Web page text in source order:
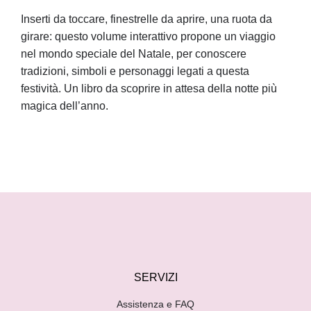
Inserti da toccare, finestrelle da aprire, una ruota da
girare: questo volume interattivo propone un viaggio
nel mondo speciale del Natale, per conoscere
tradizioni, simboli e personaggi legati a questa
festività. Un libro da scoprire in attesa della notte più
magica dell’anno.
SERVIZI
Assistenza e FAQ